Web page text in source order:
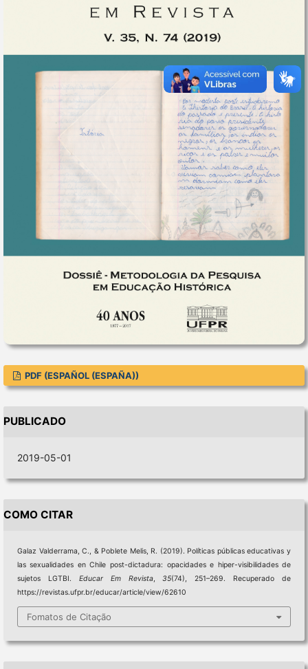
PDF (ESPAÑOL (ESPAÑA))
PUBLICADO
2019-05-01
COMO CITAR
Galaz Valderrama, C., & Poblete Melis, R. (2019). Políticas públicas educativas y
las sexualidades en Chile post-dictadura: opacidades e hiper-visibilidades de
sujetos LGTBI. Educar Em Revista,35(74), 251–269. Recuperado de
https://revistas.ufpr.br/educar/article/view/62610
Fomatos de Citação